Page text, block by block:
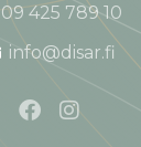
09 425 789 10
info@disar.fi